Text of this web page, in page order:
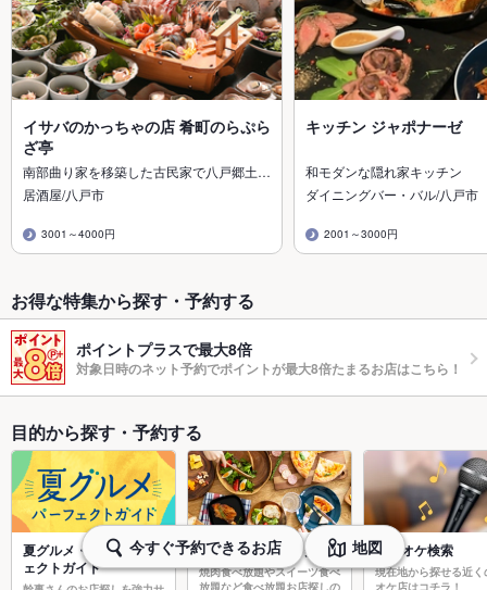
イサバのかっちゃの店 肴町のらぷら
ざ亭
南部曲り家を移築した古民家で八戸郷土…
居酒屋/八戸市
3001～4000円
キッチン ジャポナーゼ
和モダンな隠れ家キッチン
ダイニングバー・バル/八戸市
2001～3000円
お得な特集から探す・予約する
ポイントプラスで最大8倍
対象日時のネット予約でポイントが最大8倍たまるお店はこちら！
目的から探す・予約する
夏グルメ・宴会パーフ
ェクトガイド
食べ放題ナビゲーター
焼肉食べ放題やスイーツ食べ
カラオケ検索
現在地から探せる近く
今すぐ予約できるお店 地図